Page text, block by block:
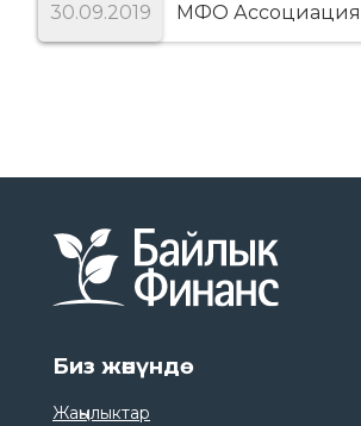
30.09.2019 МФО
Биз жөнүндө
Жаңылыктар